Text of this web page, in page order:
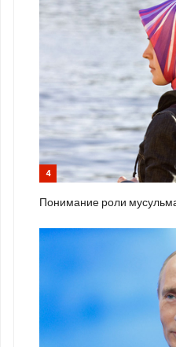
4
Понимание роли